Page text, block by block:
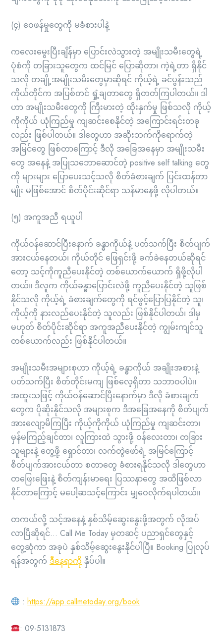
(၄) ဝေဖန်မှုတွေကို မခံစားပါနဲ့
ကလေးမွေးပြီးချိန်မှာ ပြောင်းလဲသွားတဲ့ အမျိုးသမီးတွေရဲ့
ပုံစံကို တခြားသူတွေက ထင်မြင် ပြောဆိုတာ၊ ကဲ့ရဲ့တာ ရှိနိုင်
သလို တချို့အမျိုးသမီးတွေမှာဆိုရင် ကိုယ့်ရဲ့ ခင်ပွန်းသည်
ကိုယ်တိုင်က အပြစ်တင် ရှုံ့ချတာတွေ ရှိတတ်ကြပါတယ်။ ဒါ
ဟာ အမျိုးသမီးတွေကို ကြီးမားတဲ့ ထိုးနှက်မှု ဖြစ်သလို ကိုယ့်
ကိုကိုယ် ယုံကြည်မှု ကျဆင်းစေနိုင်တဲ့ အကြောင်းရင်းတခု
လည်း ဖြစ်ပါတယ်။ ဒါတွေဟာ အဆိုးဘက်ကိုရောက်တဲ့
အမြင်တွေ ဖြစ်တာကြောင့် ဒီလို အခြေအနေမှာ အမျိုးသမီး
တွေ အနေနဲ့ အပြုသဘောဆောင်တဲ့ positive self talking တွေ
ကို များများ ပြောပေးသင့်သလို စိတ်ခံစားချက် ပြင်းထန်တာ
မျိုး မဖြစ်အောင် စိတ်ပိုင်းဆိုင်ရာ သန်မာနေဖို့ လိုပါတယ်။
(၅) အကူအညီ ရယူပါ
ကိုယ်ဝန်ဆောင်ပြီးနောက် ခန္ဓာကိုယ်နဲ့ ပတ်သက်ပြီး စိတ်ပျက်
အားငယ်နေတယ်၊ ကိုယ်တိုင် ဖြေရှင်းဖို့ ခက်ခဲနေတယ်ဆိုရင်
တော့ သင့်ကိုကူညီပေးနိုင်တဲ့ တစ်ယောက်ယောက် ရှိဖို့လိုပါ
တယ်။ ဒီလူက ကိုယ်ခန္ဓာပြောင်းလဲဖို့ ကူညီပေးနိုင်တဲ့ သူဖြစ်
နိုင်သလို ကိုယ့်ရဲ့ ခံစားချက်တွေကို ရင်ဖွင့်ပြောပြနိုင်တဲ့ သူ၊
ကိုယ့်ကို နားလည်ပေးနိုင်တဲ့ သူလည်း ဖြစ်နိုင်ပါတယ်၊ ဒါမှ
မဟုတ် စိတ်ပိုင်းဆိုင်ရာ အကူအညီပေးနိုင်တဲ့ ကျွမ်းကျင်သူ
တစ်ယောက်လည်း ဖြစ်နိုင်ပါတယ်။
အမျိုးသမီးအများစုဟာ ကိုယ့်ရဲ့ ခန္ဓာကိုယ် အချိုးအစားနဲ့
ပတ်သက်ပြီး စိတ်တိုင်းမကျ ဖြစ်လေ့ရှိတာ သဘာဝပါပဲ။
အထူးသဖြင့် ကိုယ်ဝန်ဆောင်ပြီးနောက်မှာ ဒီလို ခံစားချက်
တွေက ပိုဆိုးနိုင်သလို အများစုက ဒီအခြေအနေကို စိတ်ပျက်
အားလျော့မိကြပြီး ကိုယ့်ကိုကိုယ် ယုံကြည်မှု ကျဆင်းတာ၊
မှန်မကြည့်ချင်တာ၊ လူကြားထဲ သွားဖို့ ဝန်လေးတာ၊ တခြား
သူများနဲ့ တွေ့ဖို့ ရှောင်တာ၊ လက်တွဲဖော်ရဲ့ အမြင်ကြောင့်
စိတ်ပျက်အားငယ်တာ စတာတွေ ခံစားရနိုင်သလို ဒါတွေဟာ
တဖြေးဖြေးနဲ့ စိတ်ကျန်းမာရေး ပြဿနာတွေ အထိဖြစ်လာ
နိုင်တာကြောင့် မပေါ့ဆသင့်ကြောင်း မျှဝေလိုက်ရပါတယ်။
တကယ်လို့ သင့်အနေနဲ့ နှစ်သိမ့်ဆွေးနွေးဖို့အတွက် လိုအပ်
လာပြီဆိုရင်… Call Me Today မှတဆင့် ပညာရှင်တွေနှင့်
တွေ့ဆုံကာ အခုပဲ နှစ်သိမ့်ဆွေးနွေးနိုင်ပါပြီ။ Booking ပြုလုပ်
ရန်အတွက် ဒီနေရာကို နှိပ်ပါ။
:https://app.callmetoday.org/book
: 09-5131873